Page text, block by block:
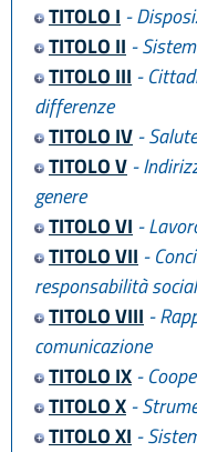
TITOLO I -
TITOLO II -
TITOLO III -
differenze
TITOLO IV-
TITOLO V-
genere
TITOLO VI -
TITOLO VII -
responsabilità
TITOLO VIII -
comunicazione
TITOLO IX-
TITOLO X-
TITOLO XI -